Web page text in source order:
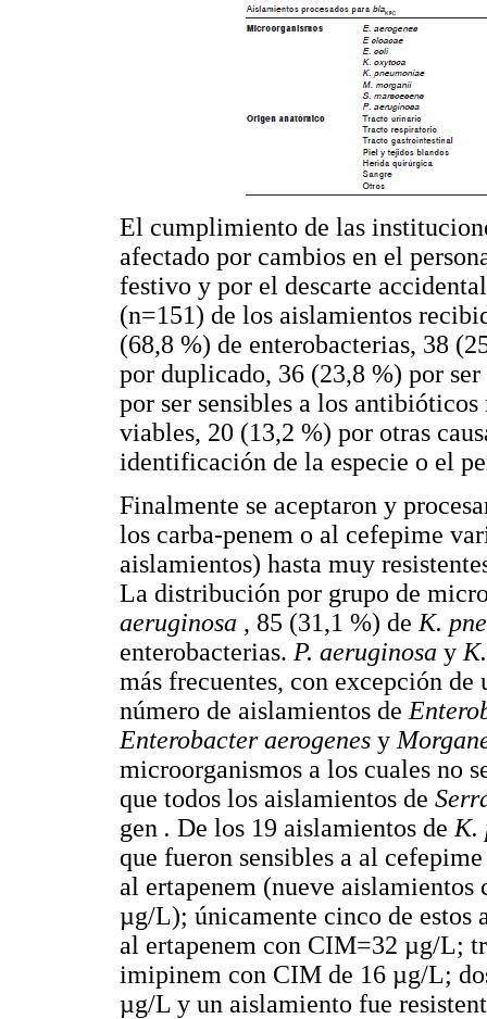
El cumplimiento de las
afectado por cambios en el
festivo y por el descarte
(n=151) de los aislamientos
(68,8 %) de enterobacterias, 38
por duplicado, 36 (23,8 %) por
por ser sensibles a los
viables, 20 (13,2 %) por otras
identificación de la especie o el
Finalmente se aceptaron y
los carba-penem o al cefepime
aislamientos) hasta muy
La distribución por grupo de
aeruginosa , 85 (31,1 %) de K.
enterobacterias. P. aeruginosa y
más frecuentes, con excepción
número de aislamientos de
Enterobacter aerogenes y
microorganismos a los cuales no
que todos los aislamientos de
gen . De los 19 aislamientos de K.
que fueron sensibles a al
al ertapenem (nueve
µg/L); únicamente cinco de estos
al ertapenem con CIM=32 µg/L;
imipinem con CIM de 16 µg/L;
µg/L y un aislamiento fue